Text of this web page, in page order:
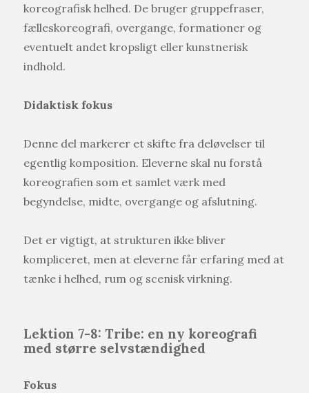
koreografisk helhed. De bruger gruppefraser,
fælleskoreografi, overgange, formationer og
eventuelt andet kropsligt eller kunstnerisk
indhold.
Didaktisk fokus
Denne del markerer et skifte fra deløvelser til
egentlig komposition. Eleverne skal nu forstå
koreografien som et samlet værk med
begyndelse, midte, overgange og afslutning.
Det er vigtigt, at strukturen ikke bliver
kompliceret, men at eleverne får erfaring med at
tænke i helhed, rum og scenisk virkning.
Lektion 7-8: Tribe: en ny koreografi
med større selvstændighed
Fokus